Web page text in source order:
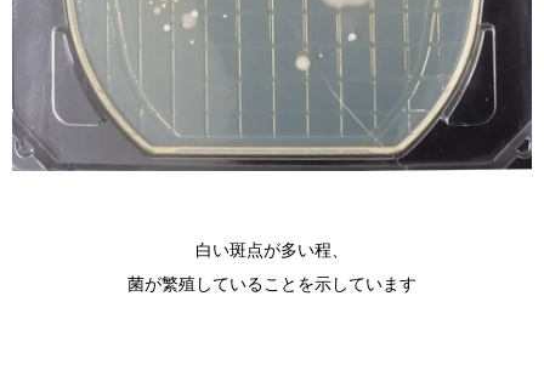
白い斑点が多い程、
菌が繁殖していることを示しています